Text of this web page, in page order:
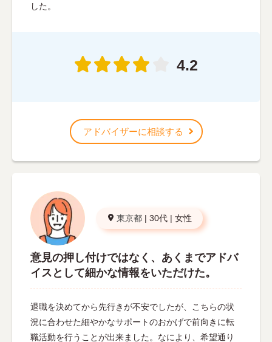
した。
4.2
アドバイザーに相談する
東京都 | 30代 | 女性
意見の押し付けではなく、あくまでアドバ
イスとして細かな情報をいただけた。
退職を決めてから先行きが不安でしたが、こちらの状
況に合わせた細やかなサポートのおかげで前向きに転
職活動を行うことが出来ました。なにより、希望通り